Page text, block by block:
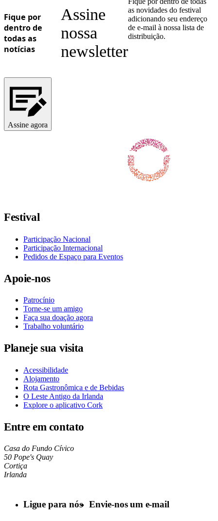
Fique por
dentro de
todas as
notícias
Assine
nossa
newsletter
as novidades do festival
adicionando seu endereço
de e-mail à nossa lista de
distribuição.
Assine agora
Festival
Participação Nacional
Participação Internacional
Pedidos de Espaço para Eventos
Apoie-nos
Patrocínio
Torne-se um amigo
Faça sua doação agora
Trabalho voluntário
Planeje sua visita
Acessibilidade
Alojamento
Rota Gastronômica e de Bebidas
O Leste Antigo da Irlanda
Explore o aplicativo Cork
Entre em contato
Casa do Fundo Cívico
50 Pope's Quay
Cortiça
Irlanda
Ligue para nós Envie-nos um e-mail